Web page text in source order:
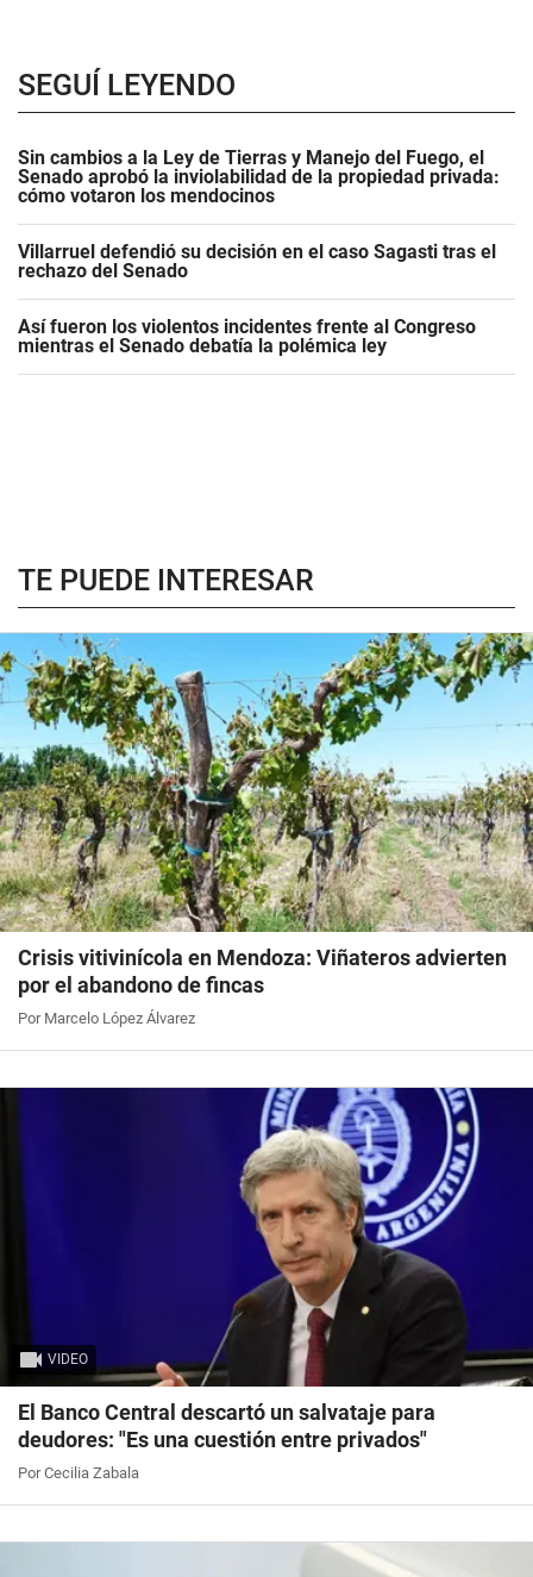
SEGUÍ LEYENDO
Sin cambios a la Ley de Tierras y Manejo del Fuego, el
Senado aprobó la inviolabilidad de la propiedad privada:
cómo votaron los mendocinos
Villarruel defendió su decisión en el caso Sagasti tras el
rechazo del Senado
Así fueron los violentos incidentes frente al Congreso
mientras el Senado debatía la polémica ley
TE PUEDE INTERESAR
Crisis vitivinícola en Mendoza: Viñateros advierten
por el abandono de fincas
Por Marcelo López Álvarez
VIDEO
El Banco Central descartó un salvataje para
deudores: "Es una cuestión entre privados"
Por Cecilia Zabala